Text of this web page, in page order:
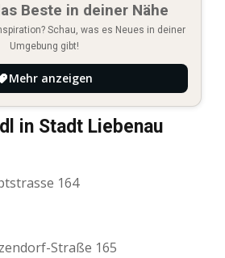
Beste in deiner Nähe
Schau, was es Neues in deiner
Umgebung gibt!
Mehr anzeigen
in Stadt Liebenau
164
Straße 165